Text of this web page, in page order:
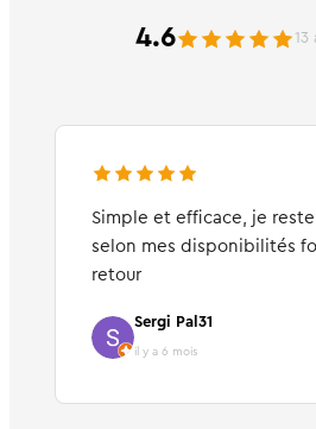
4.6 13
Simple et efficace, je
selon mes disponibilités
retour
Sergi Pal31
il y a 6 mois